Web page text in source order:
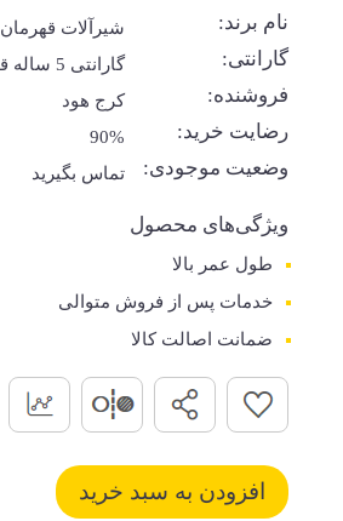
نام برند: شیرآلات قهرمان
گارانتی: گارانتی 5 ساله قهرمان
فروشنده: کرج هود
رضایت خرید: 90%
وضعیت موجودی: تماس بگیرید
ویژگی‌های محصول
طول عمر بالا
خدمات پس از فروش متوالی
ضمانت اصالت کالا